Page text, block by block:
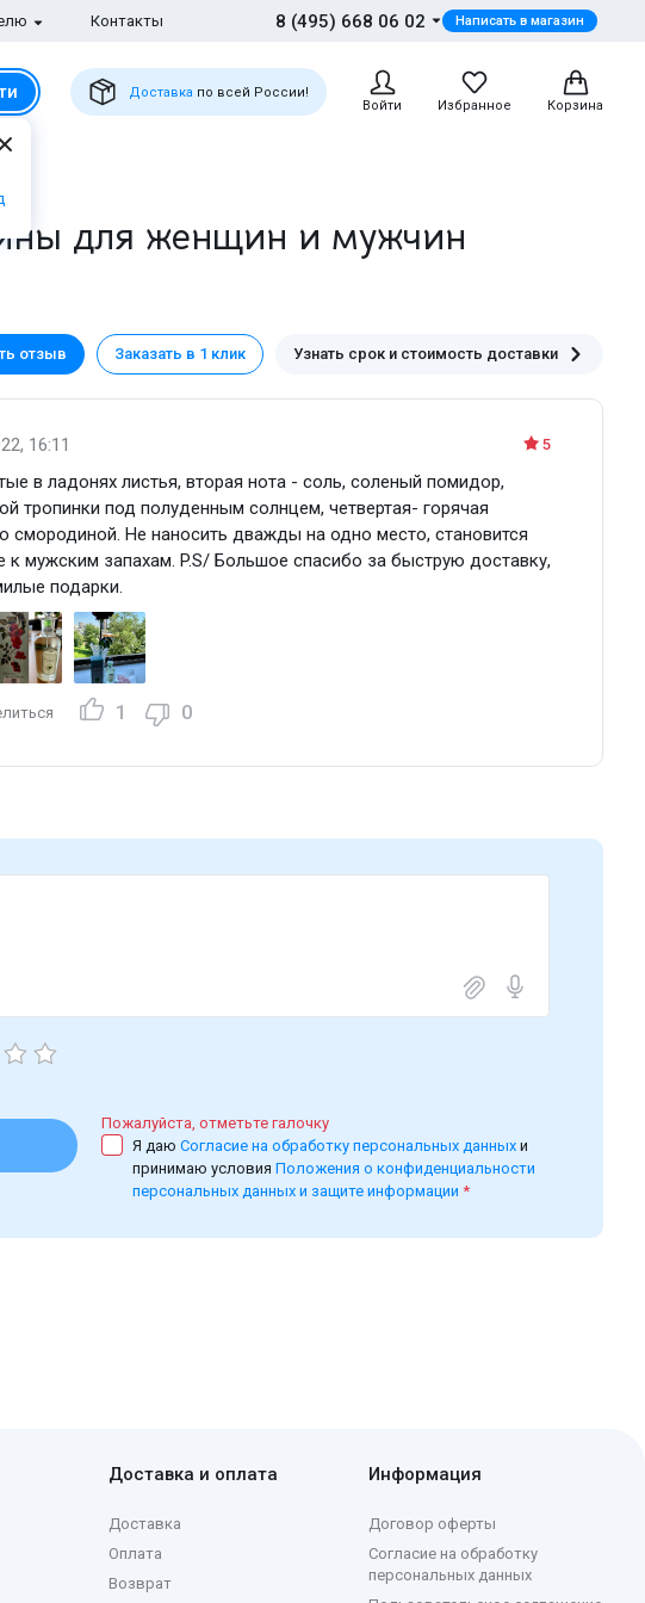
Контакты 8 (495) 668 06 02 Написать в магазин
Доставка по всей России!
Войти
Избранное Корзина
для женщин и мужчин
отзыв Заказать в 1 клик Узнать срок и стоимость доставки
5
16:11
в ладонях листья, вторая нота - соль, соленый помидор,
тропинки под полуденным солнцем, четвертая- горячая
смородиной. Не наносить дважды на одно место, становится
мужским запахам. P.S/ Большое спасибо за быструю доставку,
подарки.
1 0
Пожалуйста, отметьте галочку
Я даю Согласие на обработку персональных данных и
принимаю условия Положения о конфиденциальности
персональных данных и защите информации *
Доставка и оплата
Доставка
Оплата
Возврат
Информация
Договор оферты
Согласие на обработку
персональных данных